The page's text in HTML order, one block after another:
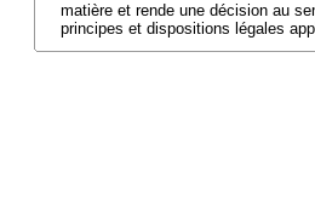
matière et rende une décision au
principes et dispositions légales